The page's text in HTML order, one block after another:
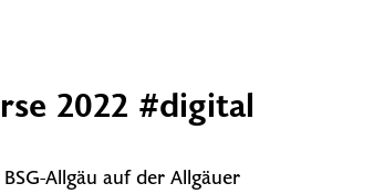
2022 #digital
Allgäu auf der Allgäuer